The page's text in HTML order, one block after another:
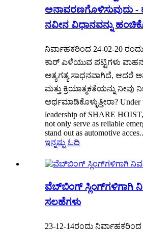
ಅನಾವರಣಗೊಳಿಸುವುದು
ನವೀನ ವಿಧಾನವನ್ನು
ನಿರ್ವಾಹಕರಿಂದ 24-02-20 ರಂದು
ಕಾರ್ ಎಳೆಯುವ ಪಟ್ಟಿಗಳು
ಅತ್ಯಗತ್ಯ ಸಾಧನವಾಗಿದೆ, ಆದರೆ
ಮತ್ತು ಕ್ರಿಯಾತ್ಮಕತೆಯನ್ನು
ಅರ್ಥಮಾಡಿಕೊಳ್ಳುತ್ತೀರಾ? Under
leadership of SHARE
not only serve as reliable
stand out as automotive
ಇನ್ನಷ್ಟು ಓದಿ
ವೆಬ್‌ಬಿಂಗ್ ಸ್ಲಿಂಗ್‌ಗಳಿಗಾಗಿ
ಸಲಹೆಗಳು
23-12-14ರಂದು ನಿರ್ವಾಹಕರಿಂದ